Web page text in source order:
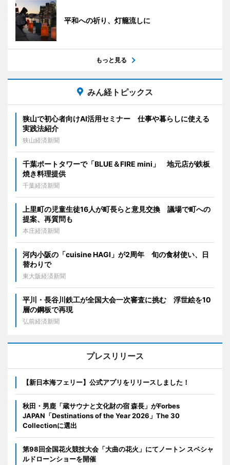
平和への祈り、灯籠流しに
もっと見る
みん経トピックス
狭山で初心者向けAI活用セミナー 仕事や暮らしに使える
実践法紹介
狭山経済新聞
千葉ポートタワーで「BLUE＆FIRE mini」 地元店が鉄板
焼き料理提供
千葉経済新聞
上里町の児童生徒16人が町長らと意見交換 議場で町への
提案、再質問も
本庄経済新聞
河内小阪の「cuisine HAGI」が2周年 旬の食材使い、日
替わりで
東大阪経済新聞
平川・長谷川鉄工が全国大会一次審査に挑む 浮世絵を10
層の鋼板で再現
弘前経済新聞
プレスリリース
【新日本海フェリー】公式アプリをリリースしました！
秋田・男鹿「蔵サウナと文化財の宿 森長」がForbes
JAPAN「Destinations of the Year 2026」The 30
Collectionに選出
第98回全国花火競技大会「大曲の花火」にてノートン スペシャ
ルドローンショーを開催